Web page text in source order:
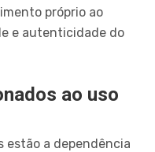
próprio ao
e autenticidade do
ao uso
estão a dependência